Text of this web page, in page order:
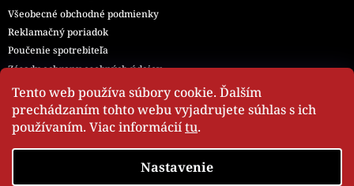
Tento web používa súbory cookie. Ďalším
prechádzaním tohto webu vyjadrujete súhlas s ich
používaním. Viac informáciítu.
Nastavenie
Všeobecné obchodné podmienky
Reklamačný poriadok
Poučenie spotrebiteľa
Zásady ochrany osobných údajov
Všeobecné obchodné podmienky - Servis
Moja objednávka